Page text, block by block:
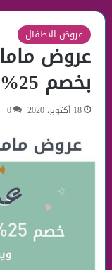
عروض الاطفال
بخصم 25%
18 أكتوبر، 2020 0